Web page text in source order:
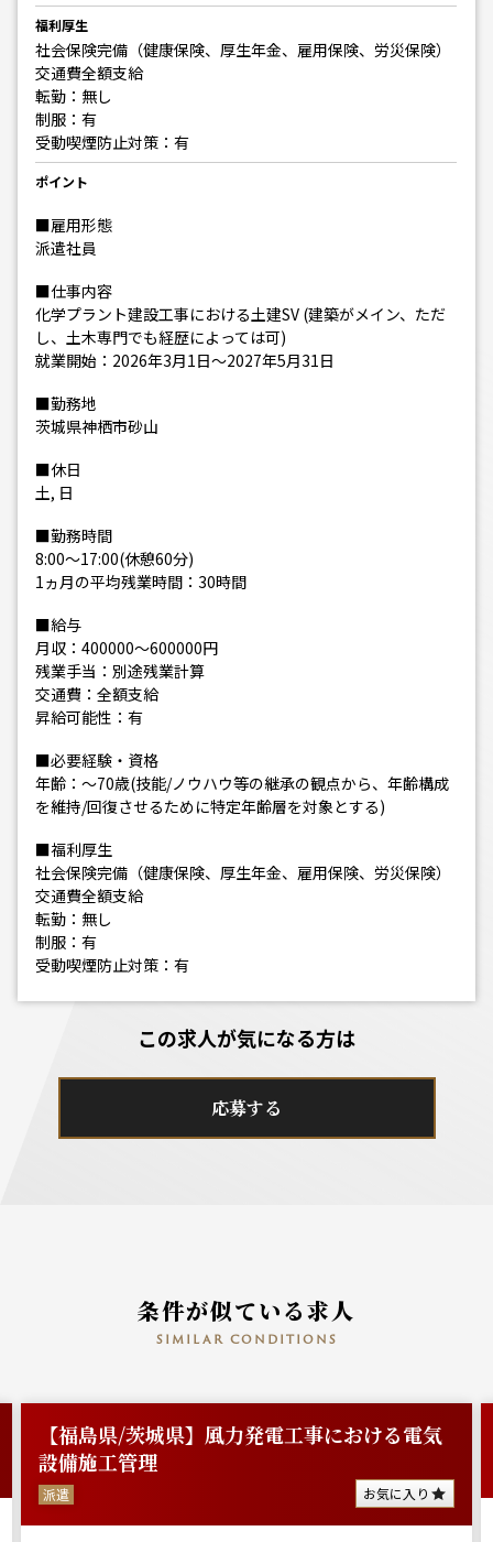
福利厚生
社会保険完備（健康保険、厚生年金、雇用保険、労災保険）
交通費全額支給
転勤：無し
制服：有
受動喫煙防止対策：有
ポイント
■雇用形態
派遣社員
■仕事内容
化学プラント建設工事における土建SV (建築がメイン、ただ
し、土木専門でも経歴によっては可)
就業開始：2026年3月1日～2027年5月31日
■勤務地
茨城県神栖市砂山
■休日
土, 日
■勤務時間
8:00～17:00(休憩60分)
1ヵ月の平均残業時間：30時間
■給与
月収：400000～600000円
残業手当：別途残業計算
交通費：全額支給
昇給可能性：有
■必要経験・資格
年齢：～70歳(技能/ノウハウ等の継承の観点から、年齢構成
を維持/回復させるために特定年齢層を対象とする)
■福利厚生
社会保険完備（健康保険、厚生年金、雇用保険、労災保険）
交通費全額支給
転勤：無し
制服：有
受動喫煙防止対策：有
この求人が気になる方は
応募する
条件が似ている求人
similar conditions
【福島県/茨城県】風力発電工事における電気
設備施工管理
派遣 お気に入り